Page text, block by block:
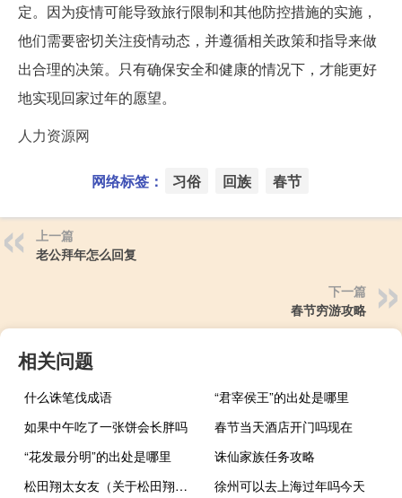
定。因为疫情可能导致旅行限制和其他防控措施的实施，
他们需要密切关注疫情动态，并遵循相关政策和指导来做
出合理的决策。只有确保安全和健康的情况下，才能更好
地实现回家过年的愿望。
人力资源网
网络标签： 习俗 回族 春节
上一篇
老公拜年怎么回复
下一篇
春节穷游攻略
相关问题
什么诛笔伐成语
“君宰侯王”的出处是哪里
如果中午吃了一张饼会长胖吗
春节当天酒店开门吗现在
“花发最分明”的出处是哪里
诛仙家族任务攻略
松田翔太女友（关于松田翔太女友的介绍）
徐州可以去上海过年吗今天